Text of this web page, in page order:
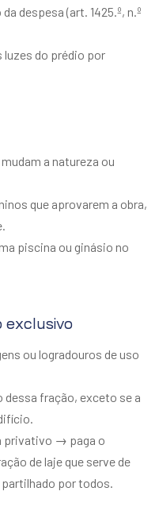
da despesa (art. 1425.º, n.º
do prédio por
a natureza ou
que aprovarem a obra,
piscina ou ginásio no
exclusivo
ou logradouros de uso
fração, exceto se a
privativo → paga o
de laje que serve de
por todos.